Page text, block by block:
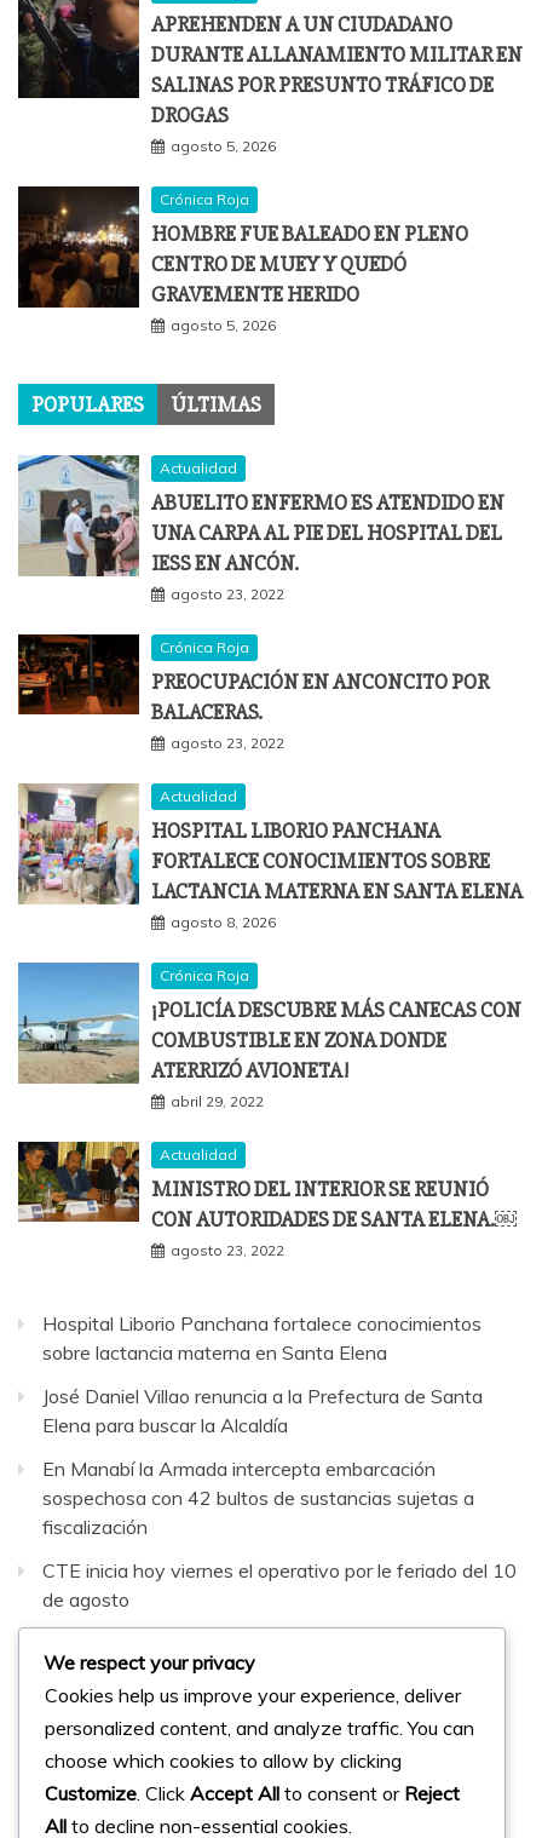
APREHENDEN A UN CIUDADANO
DURANTE ALLANAMIENTO MILITAR EN
SALINAS POR PRESUNTO TRÁFICO DE
DROGAS
agosto 5, 2026
Crónica Roja
HOMBRE FUE BALEADO EN PLENO
CENTRO DE MUEY Y QUEDÓ
GRAVEMENTE HERIDO
agosto 5, 2026
POPULARES ÚLTIMAS
Actualidad
ABUELITO ENFERMO ES ATENDIDO EN
UNA CARPA AL PIE DEL HOSPITAL DEL
IESS EN ANCÓN.
agosto 23, 2022
Crónica Roja
PREOCUPACIÓN EN ANCONCITO POR
BALACERAS.
agosto 23, 2022
Actualidad
HOSPITAL LIBORIO PANCHANA
FORTALECE CONOCIMIENTOS SOBRE
LACTANCIA MATERNA EN SANTA ELENA
agosto 8, 2026
Crónica Roja
¡POLICÍA DESCUBRE MÁS CANECAS CON
COMBUSTIBLE EN ZONA DONDE
ATERRIZÓ AVIONETA!
abril 29, 2022
Actualidad
MINISTRO DEL INTERIOR SE REUNIÓ
CON AUTORIDADES DE SANTA ELENA.￼
agosto 23, 2022
Hospital Liborio Panchana fortalece conocimientos
sobre lactancia materna en Santa Elena
José Daniel Villao renuncia a la Prefectura de Santa
Elena para buscar la Alcaldía
En Manabí la Armada intercepta embarcación
sospechosa con 42 bultos de sustancias sujetas a
fiscalización
CTE inicia hoy viernes el operativo por le feriado del 10
de agosto
Elecciones Seccionales de noviembre 2026.
Facebook
Instagram
Twitter
© 2023 Micharts. Todos los derechos reservados.
We respect your privacy
Cookies help us improve your experience, deliver
personalized content, and analyze traffic. You can
choose which cookies to allow by clicking
Customize . Click Accept All to consent or Reject
All to decline non-essential cookies.